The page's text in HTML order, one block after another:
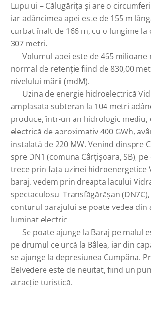
Lupului – Călugărița și are o
iar adâncimea apei este de 155 m
curbat înalt de 166 m, cu o lungime
307 metri.
Volumul apei este de 465 milioane
normal de retenție fiind de 830,00
nivelului mării (mdM).
Uzina de energie hidroelectrică
amplasată subteran la 104 metri
produce, într-un an hidrologic mediu,
electrică de aproximativ 400 GWh,
instalată de 220 MW. Venind dinspre
spre DN1 (comuna Cârțișoara, SB),
trece prin fața uzinei hidroenergetice
baraj, vedem prin dreapta lacului
spectaculosul Transfăgărășan
conturul barajului se poate vedea din
luminat electric.
Se poate ajunge la Baraj pe malul
pe drumul ce urcă la Bâlea, iar din
se ajunge la depresiunea Cumpăna.
Belvedere este de neuitat, fiind un
atracție turistică.